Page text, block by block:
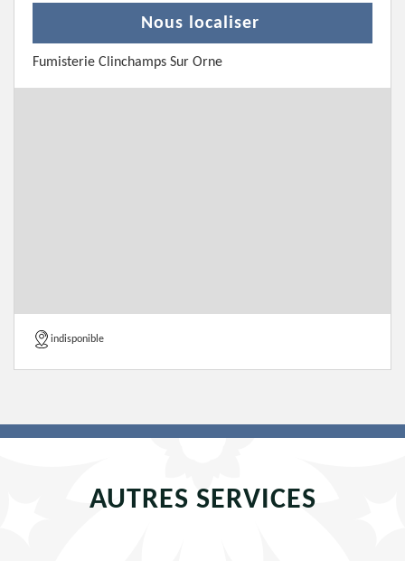
Nous localiser
Fumisterie Clinchamps Sur Orne
indisponible
AUTRES SERVICES